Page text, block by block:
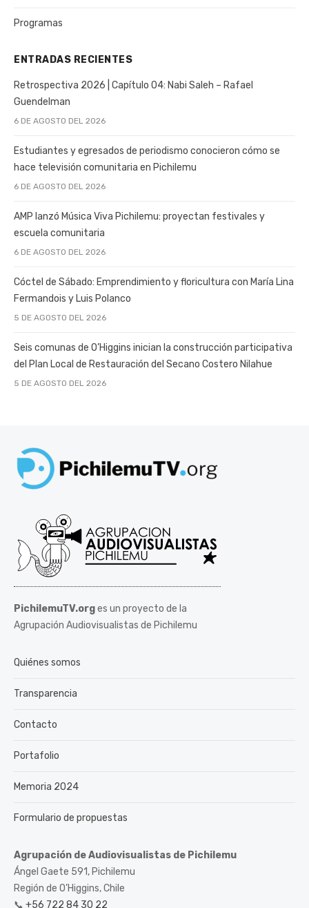
Programas
ENTRADAS RECIENTES
Retrospectiva 2026 | Capítulo 04: Nabi Saleh – Rafael
Guendelman
6 DE AGOSTO DEL 2026
Estudiantes y egresados de periodismo conocieron cómo se
hace televisión comunitaria en Pichilemu
6 DE AGOSTO DEL 2026
AMP lanzó Música Viva Pichilemu: proyectan festivales y
escuela comunitaria
6 DE AGOSTO DEL 2026
Cóctel de Sábado: Emprendimiento y floricultura con María Lina
Fermandois y Luis Polanco
5 DE AGOSTO DEL 2026
Seis comunas de O’Higgins inician la construcción participativa
del Plan Local de Restauración del Secano Costero Nilahue
5 DE AGOSTO DEL 2026
PichilemuTV.orges un proyecto de la
Agrupación Audiovisualistas de Pichilemu
Quiénes somos
Transparencia
Contacto
Portafolio
Memoria 2024
Formulario de propuestas
Agrupación de Audiovisualistas de Pichilemu
Ángel Gaete 591, Pichilemu
Región de O’Higgins, Chile
📞 +56 722 84 30 22